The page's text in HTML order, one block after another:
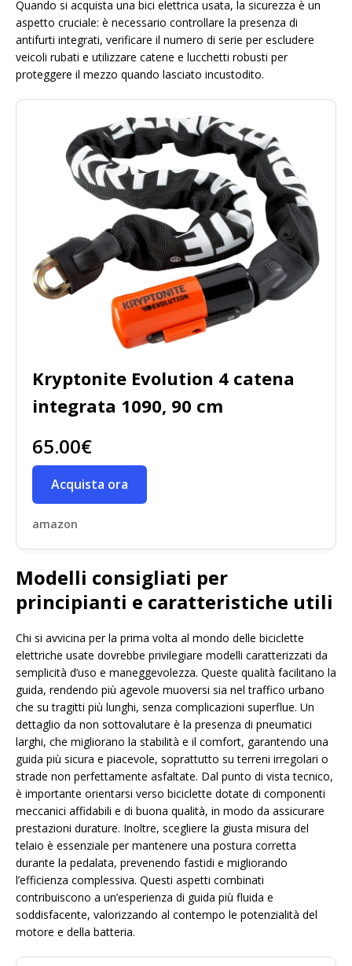
Quando si acquista una bici elettrica usata, la sicurezza è un
aspetto cruciale: è necessario controllare la presenza di
antifurti integrati, verificare il numero di serie per escludere
veicoli rubati e utilizzare catene e lucchetti robusti per
proteggere il mezzo quando lasciato incustodito.
Kryptonite Evolution 4 catena
integrata 1090, 90 cm
65.00€
Acquista ora
amazon
Modelli consigliati per
principianti e caratteristiche utili
Chi si avvicina per la prima volta al mondo delle biciclette
elettriche usate dovrebbe privilegiare modelli caratterizzati da
semplicità d’uso e maneggevolezza. Queste qualità facilitano la
guida, rendendo più agevole muoversi sia nel traffico urbano
che su tragitti più lunghi, senza complicazioni superflue. Un
dettaglio da non sottovalutare è la presenza di pneumatici
larghi, che migliorano la stabilità e il comfort, garantendo una
guida più sicura e piacevole, soprattutto su terreni irregolari o
strade non perfettamente asfaltate. Dal punto di vista tecnico,
è importante orientarsi verso biciclette dotate di componenti
meccanici affidabili e di buona qualità, in modo da assicurare
prestazioni durature. Inoltre, scegliere la giusta misura del
telaio è essenziale per mantenere una postura corretta
durante la pedalata, prevenendo fastidi e migliorando
l’efficienza complessiva. Questi aspetti combinati
contribuiscono a un’esperienza di guida più fluida e
soddisfacente, valorizzando al contempo le potenzialità del
motore e della batteria.